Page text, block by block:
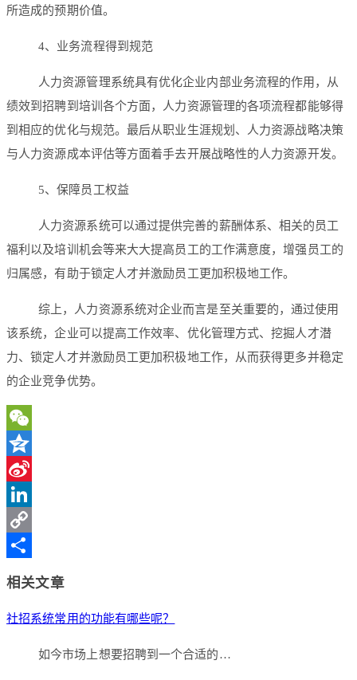
所造成的预期价值。
4、业务流程得到规范
人力资源管理系统具有优化企业内部业务流程的作用，从
绩效到招聘到培训各个方面，人力资源管理的各项流程都能够得
到相应的优化与规范。最后从职业生涯规划、人力资源战略决策
与人力资源成本评估等方面着手去开展战略性的人力资源开发。
5、保障员工权益
人力资源系统可以通过提供完善的薪酬体系、相关的员工
福利以及培训机会等来大大提高员工的工作满意度，增强员工的
归属感，有助于锁定人才并激励员工更加积极地工作。
综上，人力资源系统对企业而言是至关重要的，通过使用
该系统，企业可以提高工作效率、优化管理方式、挖掘人才潜
力、锁定人才并激励员工更加积极地工作，从而获得更多并稳定
的企业竞争优势。
WeChat
Qzone
Sina
Weibo
LinkedIn
Copy
相关文章
社招系统常用的功能有哪些呢？
如今市场上想要招聘到一个合适的…